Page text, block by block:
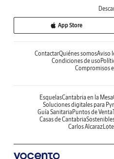
App Store
ContactarQuiénes somosAviso
Condiciones de uso
Compromisos
EsquelasCantabria en la Mesa
Soluciones digitales para
Guía SanitariaPuntos de Venta
Casas de Cantabria
Carlos Alcaraz